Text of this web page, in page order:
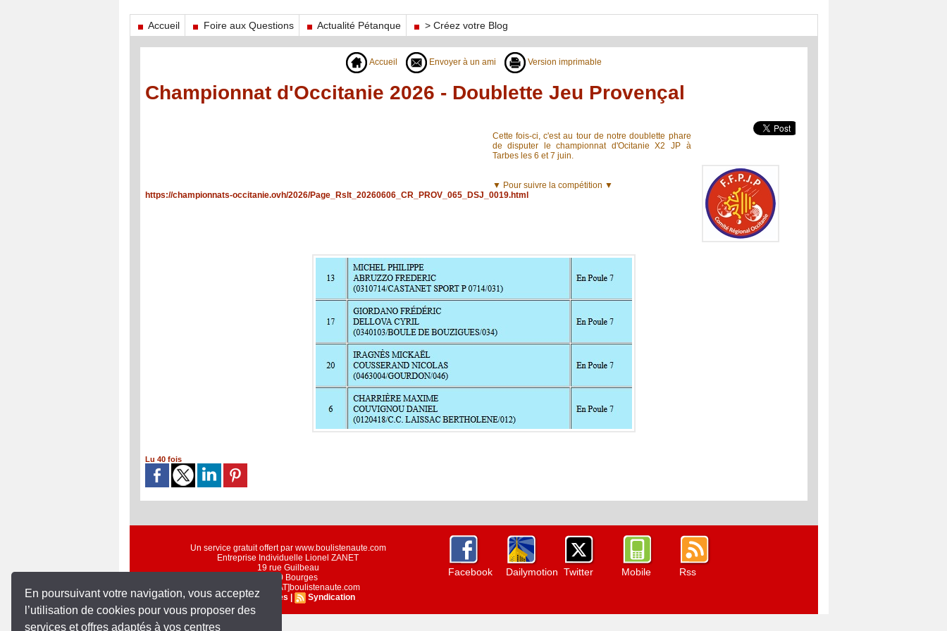
En poursuivant votre navigation, vous acceptez
l’utilisation de cookies pour vous proposer des
services et offres adaptés à vos centres
Accueil Foire aux Questions Actualité Pétanque > Créez votre Blog
Accueil Envoyer à un ami Version imprimable
Championnat d'Occitanie 2026 - Doublette Jeu Provençal
Cette fois-ci, c'est au tour de notre doublette phare
de disputer le championnat d'Ocitanie X2 JP à
Tarbes les 6 et 7 juin.
▼ Pour suivre la compétition ▼
https://championnats-occitanie.ovh/2026/Page_Rslt_20260606_CR_PROV_065_DSJ_0019.html
Lu 40 fois
Un service gratuit offert par www.boulistenaute.com
Entreprise Individuelle Lionel ZANET
19 rue Guilbeau
18000 Bourges
Email : contacts[AT]boulistenaute.com
Accès membres
Syndication
Facebook Dailymotion Twitter Mobile Rss